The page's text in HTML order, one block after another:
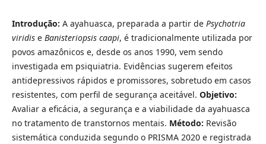
Introdução: A ayahuasca, preparada a partir de Psychotria
viridise Banisteriopsis caapi, é tradicionalmente utilizada por
povos amazônicos e, desde os anos 1990, vem sendo
investigada em psiquiatria. Evidências sugerem efeitos
antidepressivos rápidos e promissores, sobretudo em casos
resistentes, com perfil de segurança aceitável. Objetivo:
Avaliar a eficácia, a segurança e a viabilidade da ayahuasca
no tratamento de transtornos mentais. Método: Revisão
sistemática conduzida segundo o PRISMA 2020 e registrada